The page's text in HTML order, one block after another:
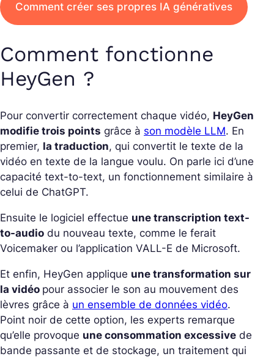
Comment créer ses propres IA génératives
Comment fonctionne
HeyGen ?
Pour convertir correctement chaque vidéo, HeyGen
modifie trois points grâce à son modèle LLM. En
premier, la traduction, qui convertit le texte de la
vidéo en texte de la langue voulu. On parle ici d’une
capacité text-to-text, un fonctionnement similaire à
celui de ChatGPT.
Ensuite le logiciel effectue une transcription text-
to-audio du nouveau texte, comme le ferait
Voicemaker ou l’application VALL-E de Microsoft.
Et enfin, HeyGen applique une transformation sur
la vidéo pour associer le son au mouvement des
lèvres grâce à un ensemble de données vidéo.
Point noir de cette option, les experts remarque
qu’elle provoque une consommation excessive de
bande passante et de stockage, un traitement qui